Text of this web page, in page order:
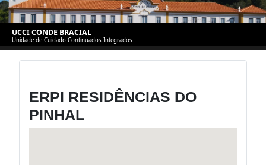
UCCI CONDE BRACIAL
Unidade de Cuidado Continuados Integrados
ERPI RESIDÊNCIAS DO
PINHAL